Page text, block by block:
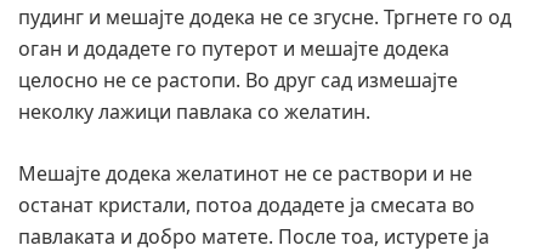
пудинг и мешајте додека не се згусне. Тргнете го од
оган и додадете го путерот и мешајте додека
целосно не се растопи. Во друг сад измешајте
неколку лажици павлака со желатин.
Мешајте додека желатинот не се раствори и не
останат кристали, потоа додадете ја смесата во
павлаката и добро матете. После тоа, истурете ја